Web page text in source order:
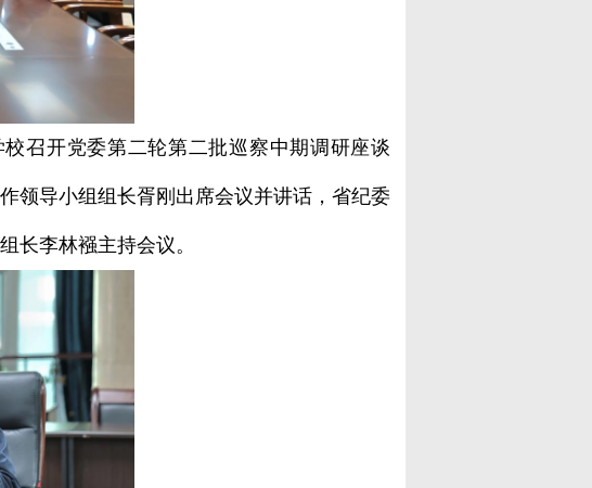
校召开党委第二轮第二批巡察中期调研座谈
领导小组组长胥刚出席会议并讲话，省纪委
长李林襁主持会议。